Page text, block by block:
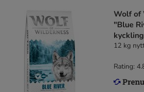
Wolf of
"Blue
12 kg
Rating: